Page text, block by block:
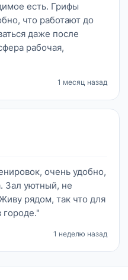
есть. Грифы
что работают до
даже после
рабочая,
1 месяц назад
очень удобно,
Зал уютный, не
рядом, так что для
городе."
1 неделю назад